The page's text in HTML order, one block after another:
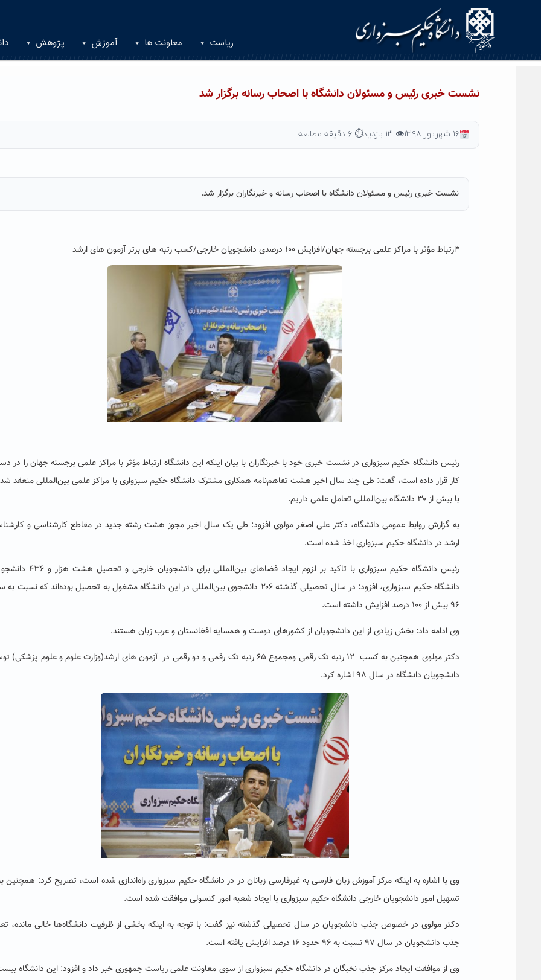
ریاست معاونت ها آموزش پژوهش
نشست خبری رئیس و مسئولان دانشگاه با اصحاب رسانه برگزار شد
۱۶ شهریور ۱۳۹۸ 👁 ۱۳ بازدید ⏱ ۶ دقیقه مطالعه
نشست خبری رئیس و مسئولان دانشگاه با اصحاب رسانه و خبرنگاران برگزار شد.
*ارتباط مؤثر با مراکز علمی برجسته جهان/افزایش ۱۰۰ درصدی دانشجویان خارجی/کسب رتبه های برتر آزمون های ارشد
رئیس دانشگاه حکیم سبزواری در نشست خبری خود با خبرنگاران با بیان اینکه این دانشگاه ارتباط مؤثر با مراکز علمی برجسته جهان را در
کار قرار داده است، گفت: طی چند سال اخیر هشت تفاهم‌نامه همکاری مشترک دانشگاه حکیم سبزواری با مراکز علمی بین‌المللی منعقد
با بیش از ۳۰ دانشگاه بین‌المللی تعامل علمی داریم.
به گزارش روابط عمومی دانشگاه، دکتر علی اصغر مولوی افزود: طی یک سال اخیر مجوز هشت رشته جدید در مقاطع کارشناسی و
ارشد در دانشگاه حکیم سبزواری اخذ شده است.
رئیس دانشگاه حکیم سبزواری با تاکید بر لزوم ایجاد فضاهای بین‌المللی برای
دانشگاه حکیم سبزواری، افزود: در سال تحصیلی گذشته ۲۰۶ دانشجوی بین‌المللی در این دانشگاه مشغول به تحصیل بوده‌اند که نسبت
۹۶ بیش از ۱۰۰ درصد افزایش داشته است.
وی ادامه داد: بخش زیادی از این دانشجویان از کشورهای دوست و همسایه افغانستان و عرب زبان هستند.
دکتر مولوی همچنین به کسب ۱۲ رتبه تک رقمی ومجموع ۶۵ رتبه تک رقمی و دو رقمی در آزمون های ارشد(وزارت علوم و علوم
دانشجویان دانشگاه در سال ۹۸ اشاره کرد.
وی با اشاره به اینکه مرکز آموزش زبان فارسی به غیرفارسی زبانان در در دانشگاه حکیم سبزواری راه‌اندازی شده است، تصریح کرد: همچنین
تسهیل امور دانشجویان خارجی دانشگاه حکیم سبزواری با ایجاد شعبه امور کنسولی موافقت شده است.
دکتر مولوی در خصوص جذب دانشجویان در سال تحصیلی گذشته نیز گفت: با توجه به اینکه بخشی از ظرفیت دانشگاه‌ها خالی مانده،
جذب دانشجویان در سال ۹۷ نسبت به ۹۶ حدود ۱۶ درصد افزایش یافته است.
وی از موافقت ایجاد مرکز جذب نخبگان در دانشگاه حکیم سبزواری از سوی معاونت علمی ریاست جمهوری خبر داد و افزود: این دانشگاه